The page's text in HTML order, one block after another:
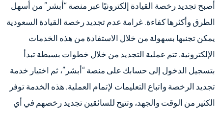
أصبح تجديد رخصة القيادة إلكترونيًا عبر منصة “أبشر” من أسهل
الطرق وأكثرها كفاءة.غرامة عدم تجديد رخصة القيادة السعودية
يمكن تجنبها بسهولة من خلال الاستفادة من هذه الخدمات
الإلكترونية. تتم عملية التجديد من خلال خطوات بسيطة تبدأ
بتسجيل الدخول إلى حسابك على منصة “أبشر”، ثم اختيار خدمة
تجديد الرخصة واتباع التعليمات لإتمام العملية. هذه الخدمة توفر
الكثير من الوقت والجهد، وتتيح للسائقين تجديد رخصهم في أي